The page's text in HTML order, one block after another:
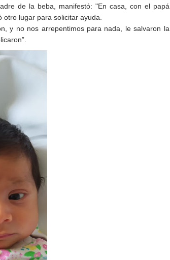
de la beba, manifestó: "En casa, con el papá
otro lugar para solicitar ayuda.
y no nos arrepentimos para nada, le salvaron la